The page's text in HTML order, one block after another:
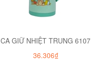
CA GIỮ NHIỆT TRUNG 6107
36.306₫